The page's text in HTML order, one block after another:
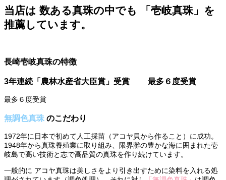
当店は 数ある真珠の中でも 「壱岐真珠」を
推薦しています。
長崎壱岐真珠の特徴
3年連続「農林水産省大臣賞」受賞 最多６度受賞
最多６度受賞
無調色真珠 のこだわり
1972年に日本で初めて人工採苗（アコヤ貝から作ること）に成功。
1948年から真珠養殖業に取り組み、限界灘の豊かな海に囲まれた壱
岐島で高い技術と志で高品質の真珠を作り続けています。
一般的に アコヤ真珠は美しさをより引き出すために染料を入れる処